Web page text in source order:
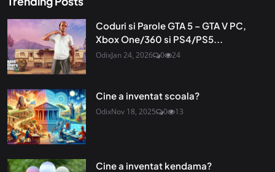
Coduri si Parole GTA 5 – GTA V PC,
Xbox One/360 si PS4/PS5...
OdixJan 24, 2026 0 24
Cine a inventat scoala?
OdixNov 18, 2025 0 13
Cine a inventat kendama?